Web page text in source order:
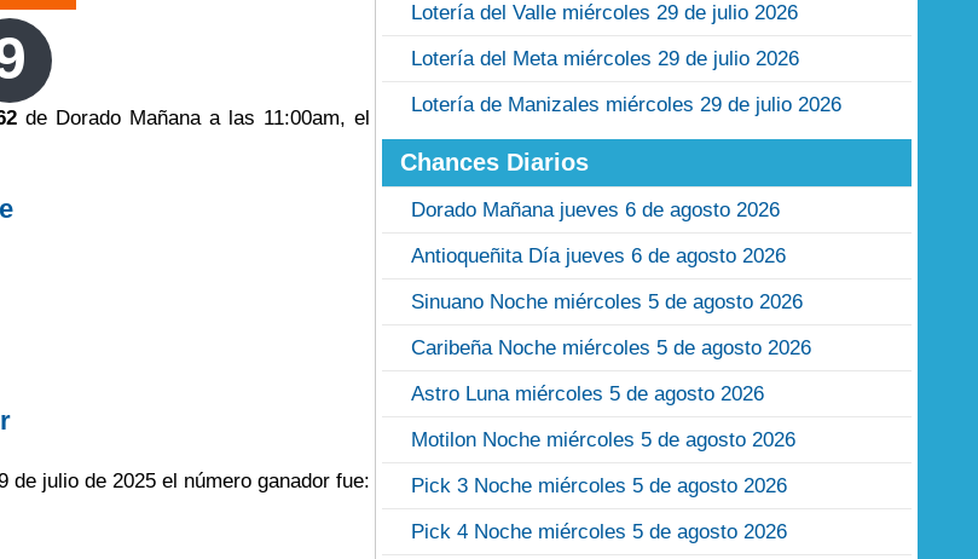
de Dorado Mañana a las 11:00am, el
julio de 2025 el número ganador fue:
Lotería del Valle miércoles 29 de julio 2026
Lotería del Meta miércoles 29 de julio 2026
Lotería de Manizales miércoles 29 de julio 2026
Chances Diarios
Dorado Mañana jueves 6 de agosto 2026
Antioqueñita Día jueves 6 de agosto 2026
Sinuano Noche miércoles 5 de agosto 2026
Caribeña Noche miércoles 5 de agosto 2026
Astro Luna miércoles 5 de agosto 2026
Motilon Noche miércoles 5 de agosto 2026
Pick 3 Noche miércoles 5 de agosto 2026
Pick 4 Noche miércoles 5 de agosto 2026